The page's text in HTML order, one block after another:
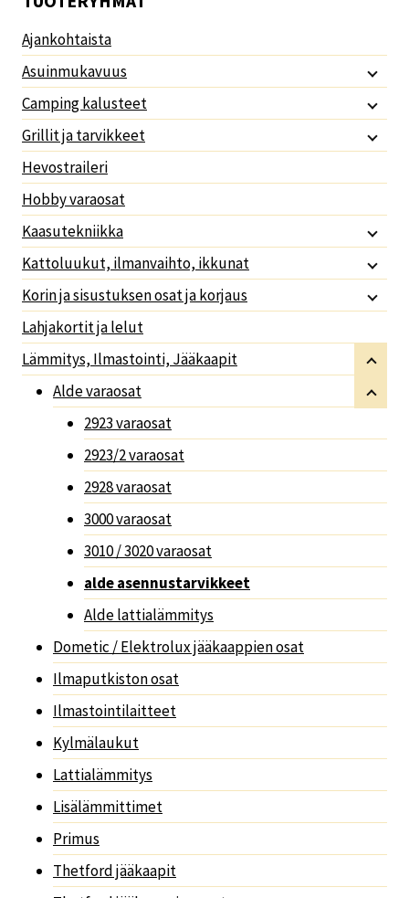
Ajankohtaista
Asuinmukavuus
Camping kalusteet
Grillit ja tarvikkeet
Hevostraileri
Hobby varaosat
Kaasutekniikka
Kattoluukut, ilmanvaihto, ikkunat
Korin ja sisustuksen osat ja korjaus
Lahjakortit ja lelut
Lämmitys, Ilmastointi, Jääkaapit
Alde varaosat
2923 varaosat
2923/2 varaosat
2928 varaosat
3000 varaosat
3010 / 3020 varaosat
alde asennustarvikkeet
Alde lattialämmitys
Dometic / Elektrolux jääkaappien osat
Ilmaputkiston osat
Ilmastointilaitteet
Kylmälaukut
Lattialämmitys
Lisälämmittimet
Primus
Thetford jääkaapit